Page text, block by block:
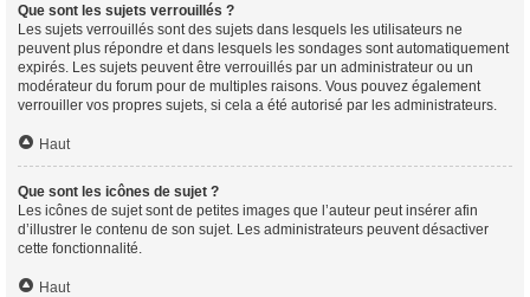
Que sont les sujets verrouillés ?
Les sujets verrouillés sont des sujets dans lesquels les utilisateurs ne
peuvent plus répondre et dans lesquels les sondages sont automatiquement
expirés. Les sujets peuvent être verrouillés par un administrateur ou un
modérateur du forum pour de multiples raisons. Vous pouvez également
verrouiller vos propres sujets, si cela a été autorisé par les administrateurs.
Haut
Que sont les icônes de sujet ?
Les icônes de sujet sont de petites images que l’auteur peut insérer afin
d’illustrer le contenu de son sujet. Les administrateurs peuvent désactiver
cette fonctionnalité.
Haut